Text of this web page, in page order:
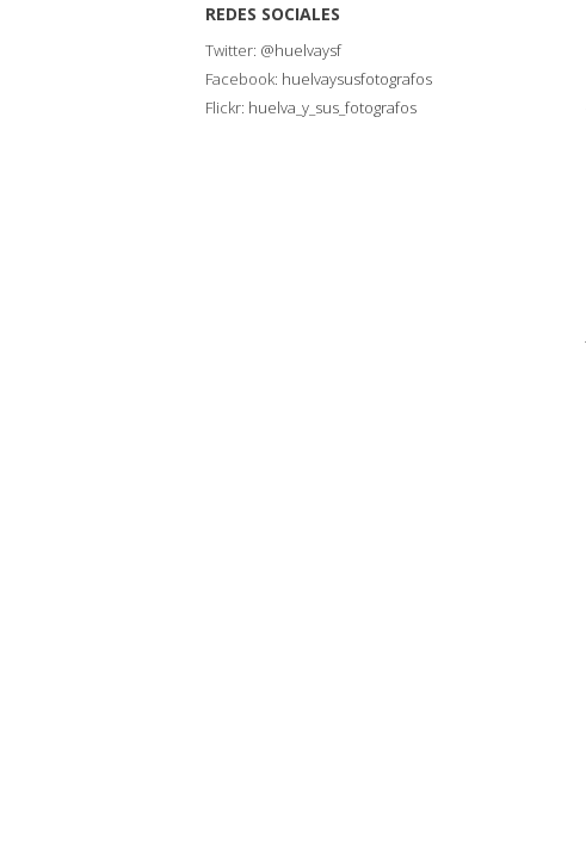
REDES SOCIALES
Twitter: @huelvaysf
Facebook: huelvaysusfotografos
Flickr: huelva_y_sus_fotografos